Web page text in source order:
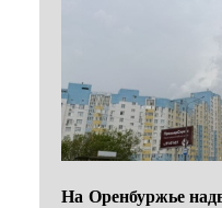
На Оренбуржье